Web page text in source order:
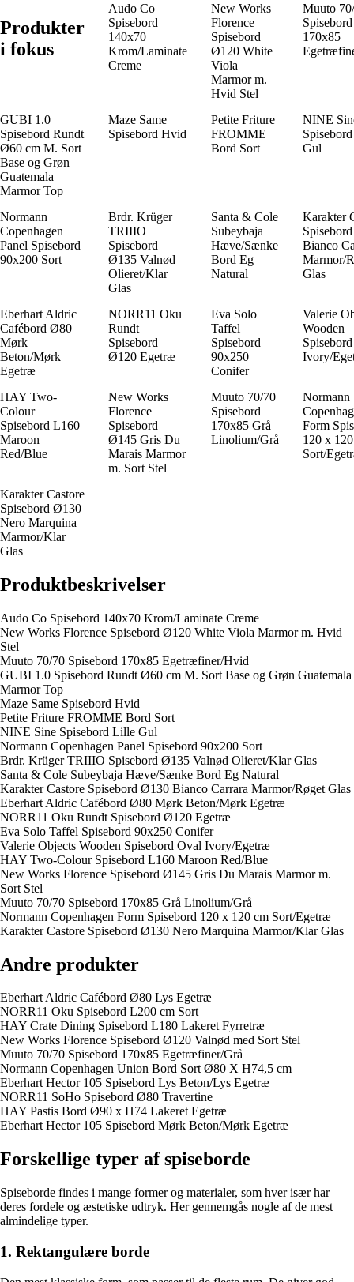
Produkter
i fokus
Audo Co
Spisebord
140x70
Krom/Laminate
Creme
New Works
Florence
Spisebord
Ø120 White
Viola
Marmor m.
Hvid Stel
Muuto
Spisebord
170x85
GUBI 1.0
Spisebord Rundt
Ø60 cm M. Sort
Base og Grøn
Guatemala
Marmor Top
Maze Same
Spisebord Hvid
Petite Friture
FROMME
Bord Sort
NINE
Gul
Normann
Copenhagen
Panel Spisebord
90x200 Sort
Brdr. Krüger
TRIIIO
Spisebord
Ø135 Valnød
Olieret/Klar
Glas
Santa & Cole
Subeybaja
Hæve/Sænke
Bord Eg
Natural
Karakter
Bianco
Marmor/
Glas
Eberhart Aldric
Cafébord Ø80
Mørk
Beton/Mørk
Egetræ
NORR11 Oku
Rundt
Spisebord
Ø120 Egetræ
Eva Solo
Taffel
Spisebord
90x250
Conifer
Valerie
Wooden
Ivory/
HAY Two-
Colour
Spisebord L160
Maroon
Red/Blue
New Works
Florence
Spisebord
Ø145 Gris Du
Marais Marmor
m. Sort Stel
Muuto 70/70
Spisebord
170x85 Grå
Linolium/Grå
Normann
Form
120 x
Sort/
Karakter Castore
Spisebord Ø130
Nero Marquina
Marmor/Klar
Glas
Produktbeskrivelser
Audo Co Spisebord 140x70 Krom/Laminate Creme
New Works Florence Spisebord Ø120 White Viola Marmor m. Hvid
Stel
Muuto 70/70 Spisebord 170x85 Egetræfiner/Hvid
GUBI 1.0 Spisebord Rundt Ø60 cm M. Sort Base og Grøn Guatemala
Marmor Top
Maze Same Spisebord Hvid
Petite Friture FROMME Bord Sort
NINE Sine Spisebord Lille Gul
Normann Copenhagen Panel Spisebord 90x200 Sort
Brdr. Krüger TRIIIO Spisebord Ø135 Valnød Olieret/Klar Glas
Santa & Cole Subeybaja Hæve/Sænke Bord Eg Natural
Karakter Castore Spisebord Ø130 Bianco Carrara Marmor/Røget Glas
Eberhart Aldric Cafébord Ø80 Mørk Beton/Mørk Egetræ
NORR11 Oku Rundt Spisebord Ø120 Egetræ
Eva Solo Taffel Spisebord 90x250 Conifer
Valerie Objects Wooden Spisebord Oval Ivory/Egetræ
HAY Two-Colour Spisebord L160 Maroon Red/Blue
New Works Florence Spisebord Ø145 Gris Du Marais Marmor m.
Sort Stel
Muuto 70/70 Spisebord 170x85 Grå Linolium/Grå
Normann Copenhagen Form Spisebord 120 x 120 cm Sort/Egetræ
Karakter Castore Spisebord Ø130 Nero Marquina Marmor/Klar Glas
Andre produkter
Eberhart Aldric Cafébord Ø80 Lys Egetræ
NORR11 Oku Spisebord L200 cm Sort
HAY Crate Dining Spisebord L180 Lakeret Fyrretræ
New Works Florence Spisebord Ø120 Valnød med Sort Stel
Muuto 70/70 Spisebord 170x85 Egetræfiner/Grå
Normann Copenhagen Union Bord Sort Ø80 X H74,5 cm
Eberhart Hector 105 Spisebord Lys Beton/Lys Egetræ
NORR11 SoHo Spisebord Ø80 Travertine
HAY Pastis Bord Ø90 x H74 Lakeret Egetræ
Eberhart Hector 105 Spisebord Mørk Beton/Mørk Egetræ
Forskellige typer af spiseborde
Spiseborde findes i mange former og materialer, som hver især har
deres fordele og æstetiske udtryk. Her gennemgås nogle af de mest
almindelige typer.
1. Rektangulære borde